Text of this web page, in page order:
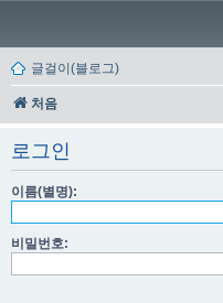
글걸이(블로그)
처음
로그인
이름(별명):
비밀번호: